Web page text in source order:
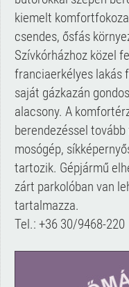
kiemelt
csendes, ősfás
Szívkórházhoz közel
franciaerkélyes lakás
saját gázkazán
alacsony. A
berendezéssel
mosógép,
tartozik. Gépjármű
zárt parkolóban van
tartalmazza.
Tel.: +36 30/9468-220